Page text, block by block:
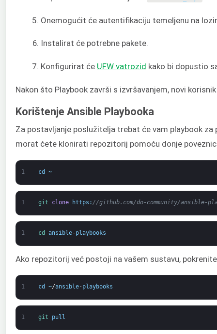
Onemogućit će autentifikaciju temeljenu na
Instalirat će potrebne pakete.
Konfigurirat će UFW vatrozid kako bi dopustio
Nakon što Playbook završi s izvršavanjem, novi
Korištenje Ansible Playbooka
Za postavljanje poslužitelja trebat će vam playbook
morat ćete klonirati repozitorij pomoću donje
1 cd ~
1 git clone https : //github.com/do-community/ansible-
1 cd ansible-playbooks
Ako repozitorij već postoji na vašem sustavu,
1 cd ~/ansible-playbooks
1 git pull